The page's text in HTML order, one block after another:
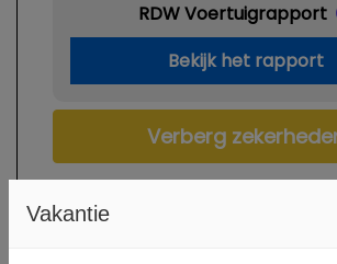
RDW Voertuigrapport
Bekijk het rapport
Verberg
Vakantie